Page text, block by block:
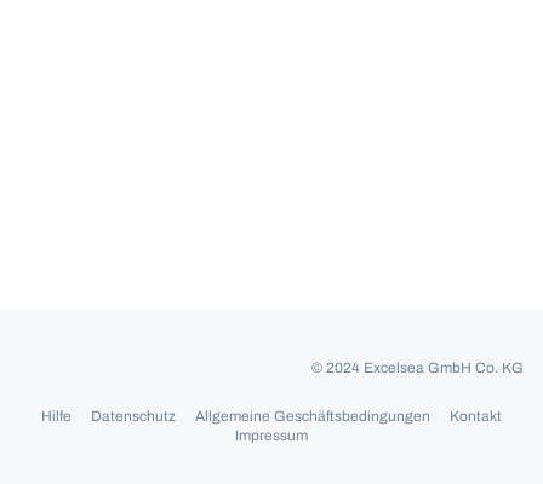
© 2024 Excelsea GmbH Co. KG
Hilfe Datenschutz Allgemeine Geschäftsbedingungen
Kontakt
Impressum